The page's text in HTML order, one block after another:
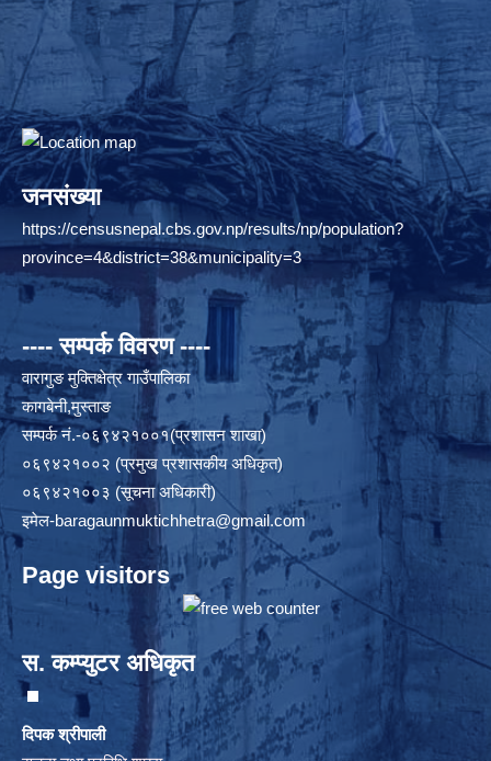
जनसंख्या
https://censusnepal.cbs.gov.np/results/np/population?
province=4&district=38&municipality=3
---- सम्पर्क विवरण ----
वारागुङ मुक्तिक्षेत्र गाउँपालिका
कागबेनी,मुस्ताङ
सम्पर्क नं.-०६९४२१००१(प्रशासन शाखा)
०६९४२१००२ (प्रमुख प्रशासकीय अधिकृत)
०६९४२१००३ (सूचना अधिकारी)
इमेल-baragaunmuktichhetra@gmail.com
Page visitors
स. कम्प्युटर अधिकृत
दिपक श्रीपाली